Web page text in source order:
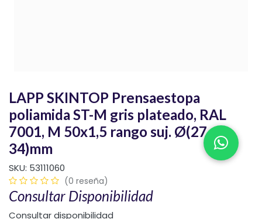
LAPP SKINTOP Prensaestopa
poliamida ST-M gris plateado, RAL
7001, M 50x1,5 rango suj. Ø(27-
34)mm
SKU: 53111060
(0 reseña)
Consultar Disponibilidad
Consultar disponibilidad